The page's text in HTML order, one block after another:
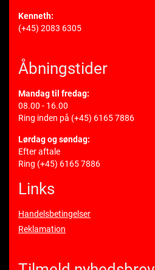
Kenneth:
(+45) 2083 6305
Åbningstider
Mandag til fredag:
08.00 - 16.00
Ring inden på (+45) 6165 7886
Lørdag og søndag:
Efter aftale
Ring (+45) 6165 7886
Links
Handelsbetingelser
Reklamation